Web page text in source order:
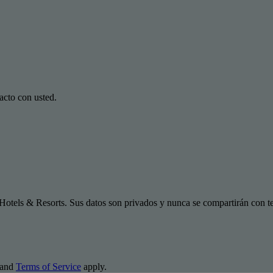
con usted.
& Resorts. Sus datos son privados y nunca se compartirán con
and Terms of Service apply.